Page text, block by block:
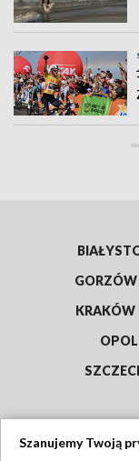
KRAKÓW
Szanujemy Twoją